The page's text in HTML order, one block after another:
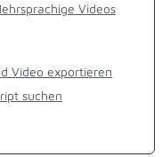
Videos
Video exportieren
suchen